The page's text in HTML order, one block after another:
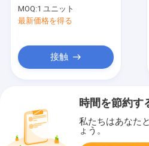
（±20mm）
×3000mm×3178mm
MOQ:1 ユニット
最新価格を得る
接触
時間を節約す
私たちはあなた
ょう。